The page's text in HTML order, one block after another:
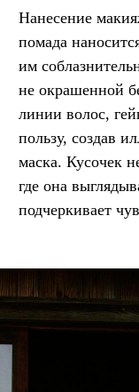
Нанесение
помада
им
не окрашенной
линии волос,
пользу, создав
маска. Кусочек
где она
подчеркивает